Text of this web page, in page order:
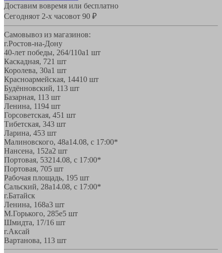
Доставим вовремя или бесплатно
Сегодняот 2-х часовот 90 ₽
Самовывоз из магазинов:
г.Ростов-на-Дону
40-лет победы, 264/110а1 шт
Каскадная, 721 шт
Королева, 30а1 шт
Красноармейская, 14410 шт
Будённовский, 113 шт
Базарная, 113 шт
Ленина, 1194 шт
Горсоветская, 451 шт
Тибетская, 343 шт
Ларина, 453 шт
Малиновского, 48а14.08, с 17:00*
Нансена, 152а2 шт
Портовая, 53214.08, с 17:00*
Портовая, 705 шт
Рабочая площадь, 195 шт
Сальский, 28a14.08, с 17:00*
г.Батайск
Ленина, 168а3 шт
М.Горького, 285е5 шт
Шмидта, 17/16 шт
г.Аксай
Вартанова, 113 шт